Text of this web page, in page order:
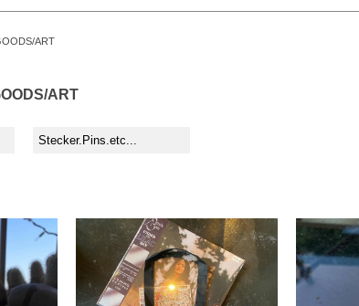
ART
ART
Stecker.Pins.etc...